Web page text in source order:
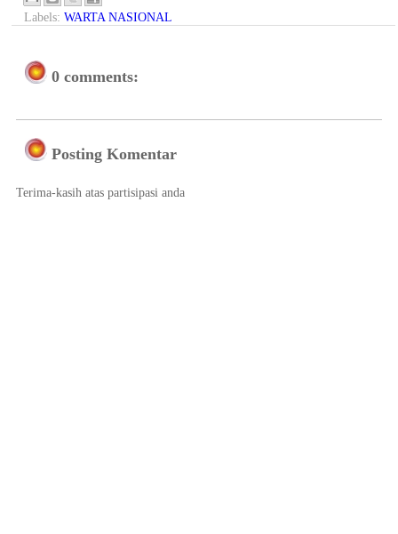
Labels: WARTA NASIONAL
0 comments:
Posting Komentar
Terima-kasih atas partisipasi anda